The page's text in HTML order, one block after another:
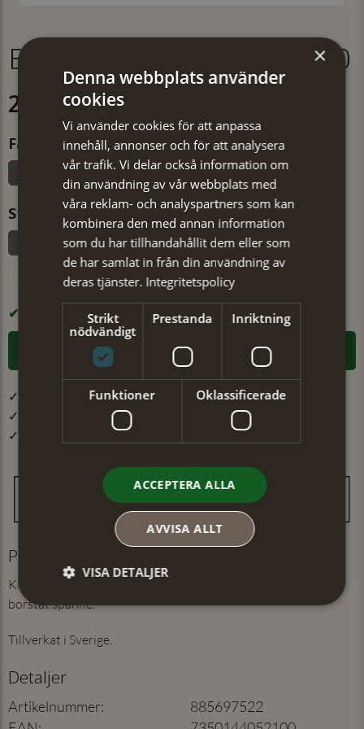
Bälte dam 30 mm Brun 80
299 kr
Färg
Storlek
80 (total längd ca 97 cm) 85 (total längd ca 102 cm)
105 (total längd ca 122 cm)
LÄGG I VARUKORGEN
✓ Öppet köp i 30 dagar ✓ Fri frakt från 499 kr
✓ Din beställning skickas inom 1-2 vardagar
✓ Snabb leverans från vårt lager i Jönköping
Produktinformation
Klassiskt dambälte i äkta läder. 28 mm brett med nickelfritt
borstat spänne.
Tillverkat i Sverige.
Detaljer
Artikelnummer:
885697522
×
Denna webbplats använder
cookies
Vi använder cookies för att anpassa
innehåll, annonser och för att analysera
vår trafik. Vi delar också information om
din användning av vår webbplats med
våra reklam- och analyspartners som kan
kombinera den med annan information
som du har tillhandahållit dem eller som
de har samlat in från din användning av
deras tjänster. Integritetspolicy
Strikt
nödvändigt
Prestanda Inriktning
Funktioner Oklassificerade
ACCEPTERA ALLA
AVVISA ALLT
VISA DETALJER